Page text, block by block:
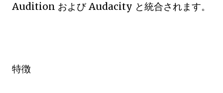
Audition および Audacity と統合されます。
特徴